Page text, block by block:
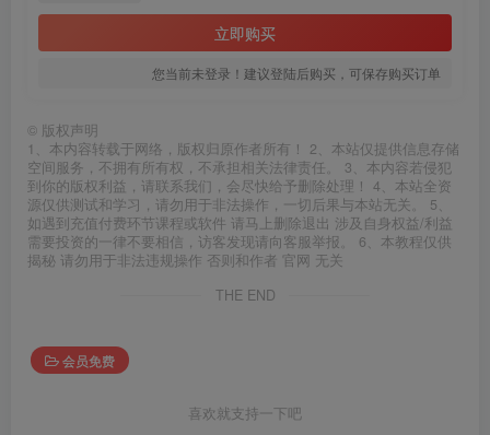
立即购买
您当前未登录！建议登陆后购买，可保存购买订单
© 版权声明
1、本内容转载于网络，版权归原作者所有！ 2、本站仅提供信息存储
空间服务，不拥有所有权，不承担相关法律责任。 3、本内容若侵犯
到你的版权利益，请联系我们，会尽快给予删除处理！ 4、本站全资
源仅供测试和学习，请勿用于非法操作，一切后果与本站无关。 5、
如遇到充值付费环节课程或软件 请马上删除退出 涉及自身权益/利益
需要投资的一律不要相信，访客发现请向客服举报。 6、本教程仅供
揭秘 请勿用于非法违规操作 否则和作者 官网 无关
THE END
会员免费
喜欢就支持一下吧